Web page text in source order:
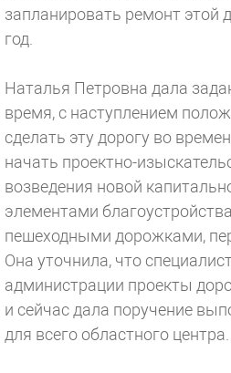
запланировать ремонт этой
год.
Наталья Петровна дала
время, с наступлением
сделать эту дорогу во
начать проектно-
возведения новой
элементами
пешеходными дорожками,
Она уточнила, что
администрации проекты
и сейчас дала поручение
для всего областного центра.